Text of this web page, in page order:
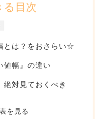
る目次
とは？をおさらい☆
値幅』の違い
絶対見ておくべき
を見る